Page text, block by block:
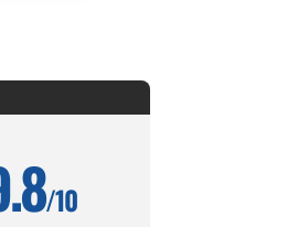
/10